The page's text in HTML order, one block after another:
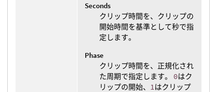
Seconds
クリップ時間を、クリップの
開始時間を基準として秒で指
定します。
Phase
クリップ時間を、正規化され
た周期で指定します。 0はク
リップの開始、
1 はクリップ